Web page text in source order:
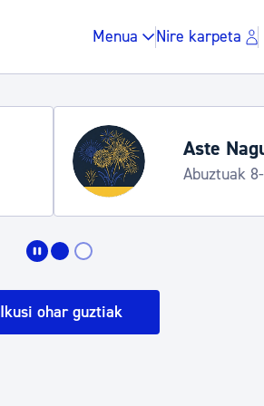
Menua Nire karpeta
Gune publikoa,
Hondartza denboraldia
Informazio praktikoa
Ikusi ohar guztiak